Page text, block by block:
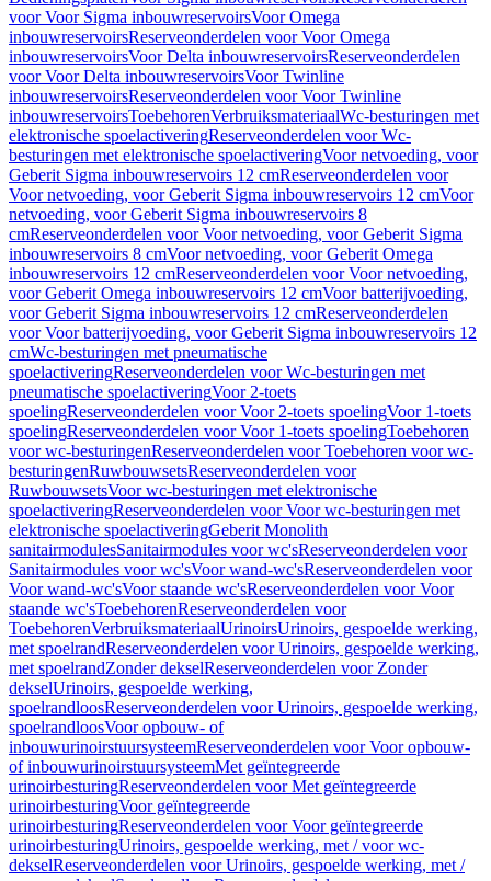
voor Voor Sigma inbouwreservoirsVoor Omega
inbouwreservoirsReserveonderdelen voor Voor Omega
inbouwreservoirsVoor Delta inbouwreservoirsReserveonderdelen
voor Voor Delta inbouwreservoirsVoor Twinline
inbouwreservoirsReserveonderdelen voor Voor Twinline
inbouwreservoirsToebehorenVerbruiksmateriaalWc-besturingen met
elektronische spoelactiveringReserveonderdelen voor Wc-
besturingen met elektronische spoelactiveringVoor netvoeding, voor
Geberit Sigma inbouwreservoirs 12 cmReserveonderdelen voor
Voor netvoeding, voor Geberit Sigma inbouwreservoirs 12 cmVoor
netvoeding, voor Geberit Sigma inbouwreservoirs 8
cmReserveonderdelen voor Voor netvoeding, voor Geberit Sigma
inbouwreservoirs 8 cmVoor netvoeding, voor Geberit Omega
inbouwreservoirs 12 cmReserveonderdelen voor Voor netvoeding,
voor Geberit Omega inbouwreservoirs 12 cmVoor batterijvoeding,
voor Geberit Sigma inbouwreservoirs 12 cmReserveonderdelen
voor Voor batterijvoeding, voor Geberit Sigma inbouwreservoirs 12
cmWc-besturingen met pneumatische
spoelactiveringReserveonderdelen voor Wc-besturingen met
pneumatische spoelactiveringVoor 2-toets
spoelingReserveonderdelen voor Voor 2-toets spoelingVoor 1-toets
spoelingReserveonderdelen voor Voor 1-toets spoelingToebehoren
voor wc-besturingenReserveonderdelen voor Toebehoren voor wc-
besturingenRuwbouwsetsReserveonderdelen voor
RuwbouwsetsVoor wc-besturingen met elektronische
spoelactiveringReserveonderdelen voor Voor wc-besturingen met
elektronische spoelactiveringGeberit Monolith
sanitairmodulesSanitairmodules voor wc'sReserveonderdelen voor
Sanitairmodules voor wc'sVoor wand-wc'sReserveonderdelen voor
Voor wand-wc'sVoor staande wc'sReserveonderdelen voor Voor
staande wc'sToebehorenReserveonderdelen voor
ToebehorenVerbruiksmateriaalUrinoirsUrinoirs, gespoelde werking,
met spoelrandReserveonderdelen voor Urinoirs, gespoelde werking,
met spoelrandZonder dekselReserveonderdelen voor Zonder
dekselUrinoirs, gespoelde werking,
spoelrandloosReserveonderdelen voor Urinoirs, gespoelde werking,
spoelrandloosVoor opbouw- of
inbouwurinoirstuursysteemReserveonderdelen voor Voor opbouw-
of inbouwurinoirstuursysteemMet geïntegreerde
urinoirbesturingReserveonderdelen voor Met geïntegreerde
urinoirbesturingVoor geïntegreerde
urinoirbesturingReserveonderdelen voor Voor geïntegreerde
urinoirbesturingUrinoirs, gespoelde werking, met / voor wc-
dekselReserveonderdelen voor Urinoirs, gespoelde werking, met /